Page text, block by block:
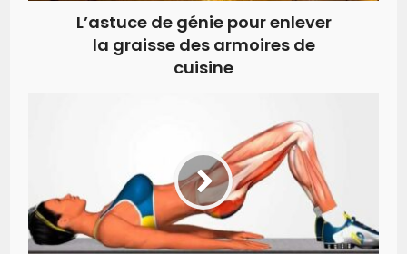
L’astuce de génie pour enlever
la graisse des armoires de
cuisine